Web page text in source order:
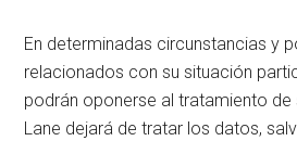
En determinadas circunstancias y
relacionados con su situación
podrán oponerse al tratamiento de
Lane dejará de tratar los datos,